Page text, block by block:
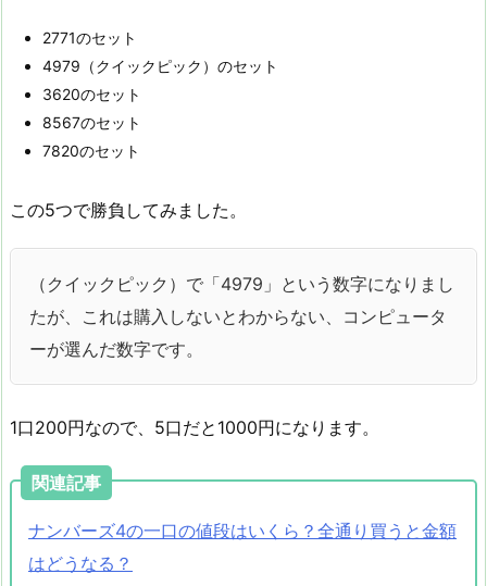
2771のセット
4979（クイックピック）のセット
3620のセット
8567のセット
7820のセット
この5つで勝負してみました。
（クイックピック）で「4979」という数字になりまし
たが、これは購入しないとわからない、コンピュータ
ーが選んだ数字です。
1口200円なので、5口だと1000円になります。
関連記事
ナンバーズ4の一口の値段はいくら？全通り買うと金額
はどうなる？